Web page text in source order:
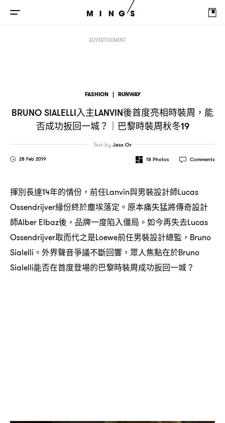
ADVERTISEMENT
FASHION | RUNWAY
BRUNO SIALELLI入主LANVIN後首度亮相時裝周 ， 能
否成功扳回一城？｜ 巴黎時裝周秋冬19
28 Feb 2019
Text byJess Or
18 Photos Comments
揮別長達14年的情份 ， 前任Lanvin與男裝設計師Lucas
Ossendrijver緣份終於塵埃落定。原本痛失猛將傳奇設計
師Alber Elbaz後 ， 品牌一度陷入僵局。如今再失去Lucas
Ossendrijver取而代之是Loewe前任男裝設計總監 ，Bruno
Sialelli 。外界聲音爭議不斷回響 ， 眾人焦點在於Bruno
Sialelli能否在首度登場的巴黎時裝周成功扳回一城？
Lanvin後首度亮相時裝周， 巴黎時裝